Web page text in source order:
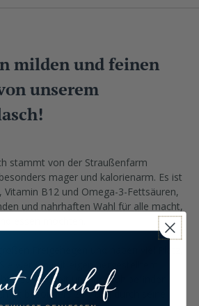
milden und feinen
unserem
stammt von der Straußenfarm
mager und kalorienarm. Es ist
Vitamin B12 und Omega-3-Fettsäuren,
und nahrhaften Wahl für alle macht,
werden mit eigen hergestelltem
Gesundheit und ihr Wohlbefinden
ist besonders zart und durch seine